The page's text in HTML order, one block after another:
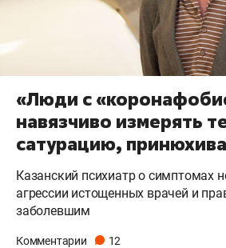
«Люди с
навязчиво измерять
сатурацию,
Казанский психиатр о симптомах
агрессии истощенных врачей и
заболевшим
Комментарии 12